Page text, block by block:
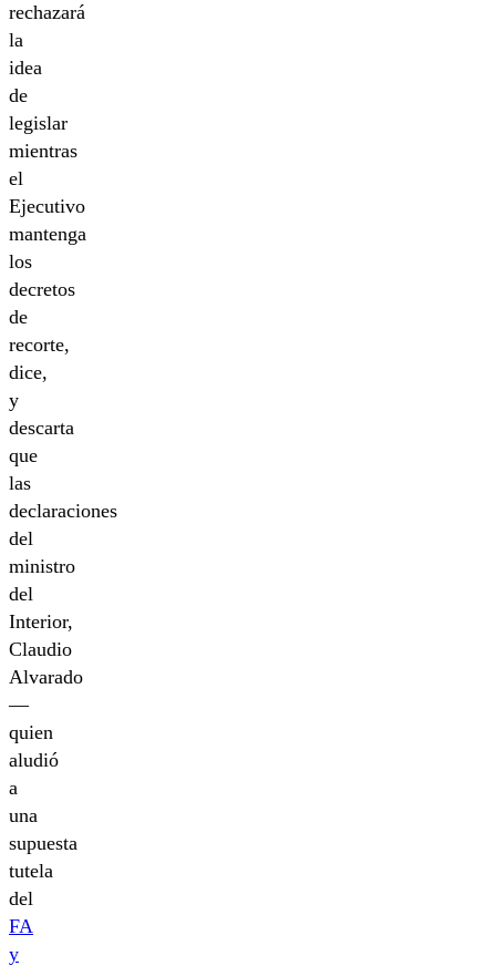
rechazará
la
idea
de
legislar
mientras
el
Ejecutivo
mantenga
los
decretos
de
recorte,
dice,
y
descarta
que
las
declaraciones
del
ministro
del
Interior,
Claudio
Alvarado
—
quien
aludió
a
una
supuesta
tutela
del
FA
y